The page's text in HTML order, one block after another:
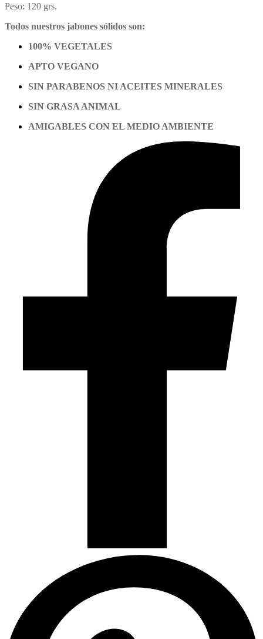
Peso: 120 grs.
Todos nuestros jabones sólidos son:
100% VEGETALES
APTO VEGANO
SIN PARABENOS NI ACEITES MINERALES
SIN GRASA ANIMAL
AMIGABLES CON EL MEDIO AMBIENTE